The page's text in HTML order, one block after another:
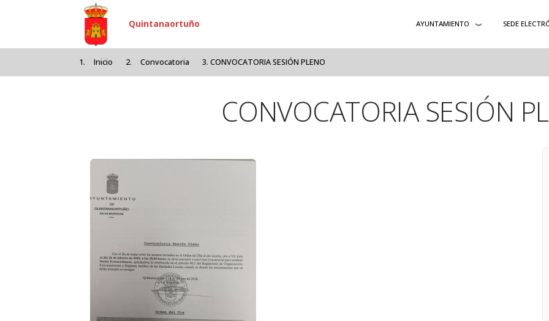
Pasar al contenido principal
Quintanaortuño AYUNTAMIENTO SEDE
Inicio Convocatoria CONVOCATORIA SESIÓN PLENO
CONVOCATORIA SESIÓN